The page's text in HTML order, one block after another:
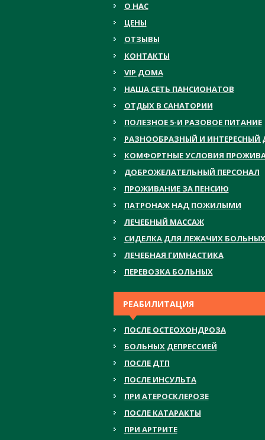
О НАС
ЦЕНЫ
ОТЗЫВЫ
КОНТАКТЫ
VIP ДОМА
НАША СЕТЬ ПАНСИОНАТОВ
ОТДЫХ В САНАТОРИИ
ПОЛЕЗНОЕ 5-И РАЗОВОЕ ПИТАНИЕ
РАЗНООБРАЗНЫЙ И ИНТЕРЕСНЫЙ
КОМФОРТНЫЕ УСЛОВИЯ
ДОБРОЖЕЛАТЕЛЬНЫЙ ПЕРСОНАЛ
ПРОЖИВАНИЕ ЗА ПЕНСИЮ
ПАТРОНАЖ НАД ПОЖИЛЫМИ
ЛЕЧЕБНЫЙ МАССАЖ
СИДЕЛКА ДЛЯ ЛЕЖАЧИХ БОЛЬНЫХ
ЛЕЧЕБНАЯ ГИМНАСТИКА
ПЕРЕВОЗКА БОЛЬНЫХ
РЕАБИЛИТАЦИЯ
ПОСЛЕ ОСТЕОХОНДРОЗА
БОЛЬНЫХ ДЕПРЕССИЕЙ
ПОСЛЕ ДТП
ПОСЛЕ ИНСУЛЬТА
ПРИ АТЕРОСКЛЕРОЗЕ
ПОСЛЕ КАТАРАКТЫ
ПРИ АРТРИТЕ